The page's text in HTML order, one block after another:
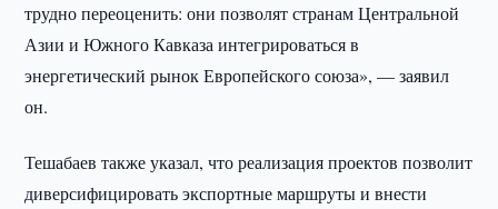
трудно переоценить: они позволят странам Центральной
Азии и Южного Кавказа интегрироваться в
энергетический рынок Европейского союза», — заявил
он.
Тешабаев также указал, что реализация проектов позволит
диверсифицировать экспортные маршруты и внести